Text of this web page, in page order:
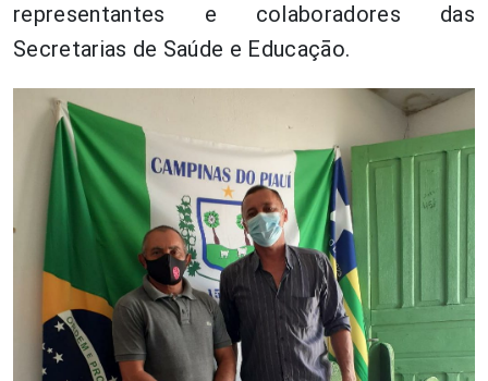
representantes e colaboradores das
Secretarias de Saúde e Educaçāo.